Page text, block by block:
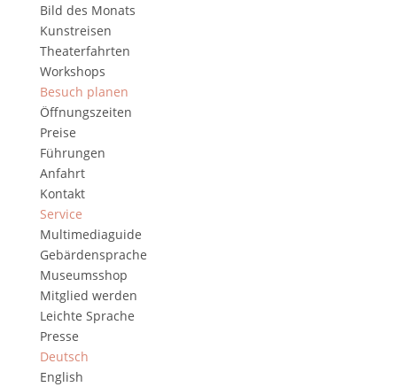
Bild des Monats
Kunstreisen
Theaterfahrten
Workshops
Besuch planen
Öffnungszeiten
Preise
Führungen
Anfahrt
Kontakt
Service
Multimediaguide
Gebärdensprache
Museumsshop
Mitglied werden
Leichte Sprache
Presse
Deutsch
English